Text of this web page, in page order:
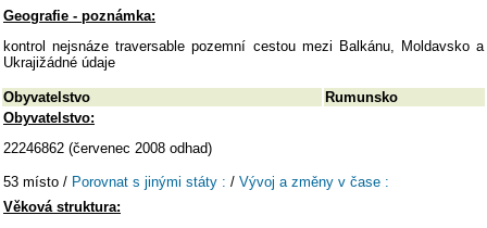
Geografie - poznámka:
kontrol nejsnáze traversable pozemní cestou mezi Balkánu, Moldavsko a
Ukrajižádné údaje
Obyvatelstvo
Rumunsko
Obyvatelstvo:
22246862 (červenec 2008 odhad)
53 místo / Porovnat s jinými státy : / Vývoj a změny v čase :
Věková struktura: